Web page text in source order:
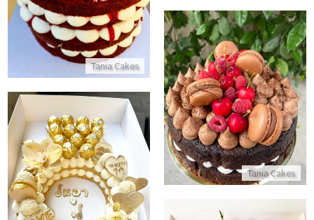
Tania Cakes
Tania Cakes
עוגת שוקולד פרווה מעוצבת עם מקרונים
התקשר/י
עוגת טבעת הצעת נישואין
התקשר/י